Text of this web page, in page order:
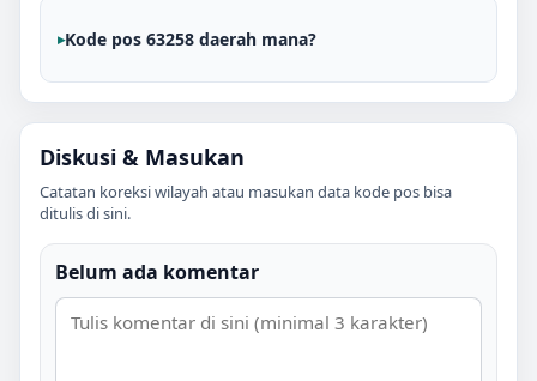
Kode pos 63258 daerah mana?
Diskusi & Masukan
Catatan koreksi wilayah atau masukan data kode pos bisa
ditulis di sini.
Belum ada komentar